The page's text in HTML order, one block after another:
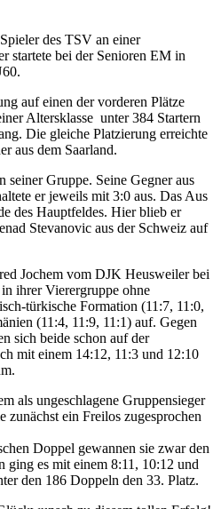
des TSV an einer
startete bei der Senioren EM in
auf einen der vorderen Plätze
Altersklasse unter 384 Startern
Die gleiche Platzierung erreichte
aus dem Saarland.
seiner Gruppe. Seine Gegner aus
er jeweils mit 3:0 aus. Das Aus
des Hauptfeldes. Hier blieb er
Stevanovic aus der Schweiz auf
Jochem vom DJK Heusweiler bei
ihrer Vierergruppe ohne
türkische Formation (11:7, 11:0,
(11:4, 11:9, 11:1) auf. Gegen
sich beide schon auf der
mit einem 14:12, 11:3 und 12:10
als ungeschlagene Gruppensieger
zunächst ein Freilos zugesprochen
Doppel gewannen sie zwar den
ging es mit einem 8:11, 10:12 und
den 186 Doppeln den 33. Platz.